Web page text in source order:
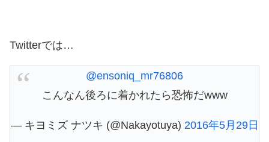
Twitterでは…
@ensoniq_mr76806
こんなん後ろに着かれたら恐怖だwww
— キヨミズ ナツキ (@Nakayotuya) 2016年5月29日